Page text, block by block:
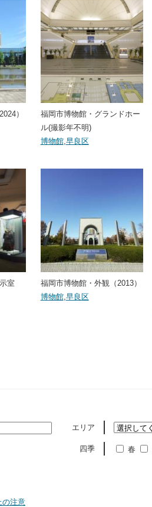
）
福岡市博物館・グランドホー
ル(撮影年不明)
博物館, 早良区
室
福岡市博物館・外観（2013）
博物館, 早良区
エリア
四季 春
の注意